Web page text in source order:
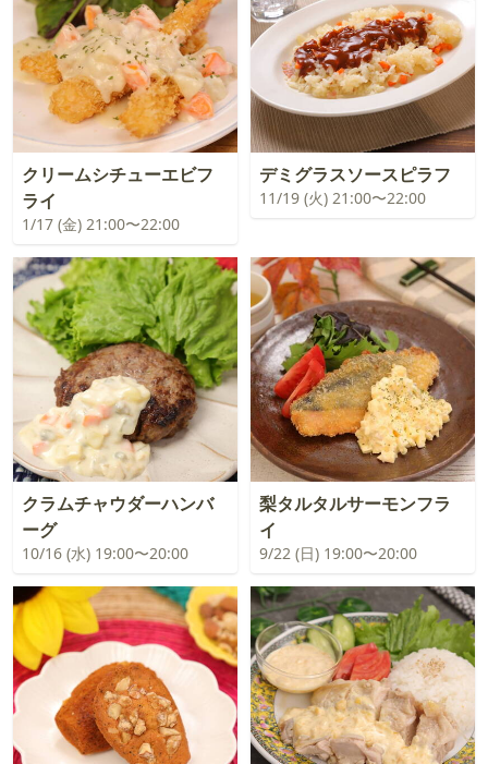
クリームシチューエビフ
ライ
1/17 (金) 21:00〜22:00
デミグラスソースピラフ
11/19 (火) 21:00〜22:00
クラムチャウダーハンバ
ーグ
10/16 (水) 19:00〜20:00
梨タルタルサーモンフラ
イ
9/22 (日) 19:00〜20:00